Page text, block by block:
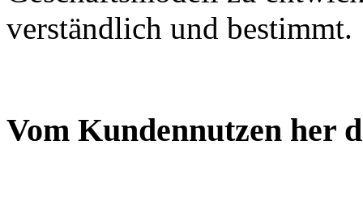
verständlich und bestimmt.
Vom Kundennutzen her